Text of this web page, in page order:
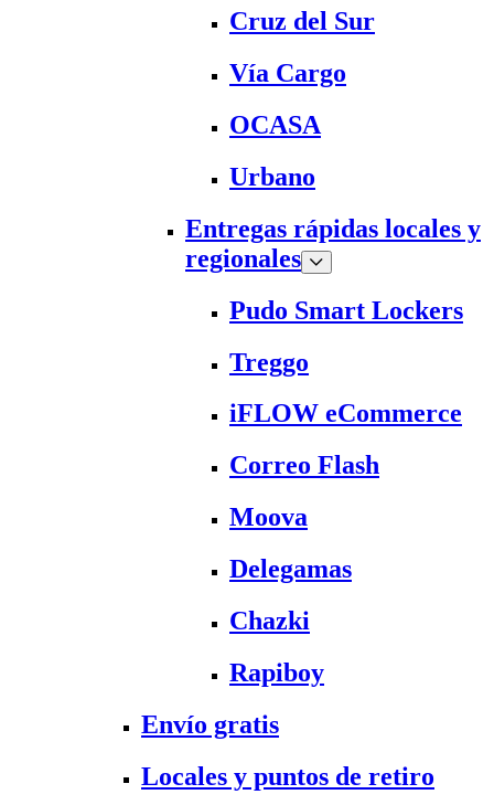
Cruz del Sur
Vía Cargo
OCASA
Urbano
Entregas rápidas locales y
regionales
Pudo Smart Lockers
Treggo
iFLOW eCommerce
Correo Flash
Moova
Delegamas
Chazki
Rapiboy
Envío gratis
Locales y puntos de retiro